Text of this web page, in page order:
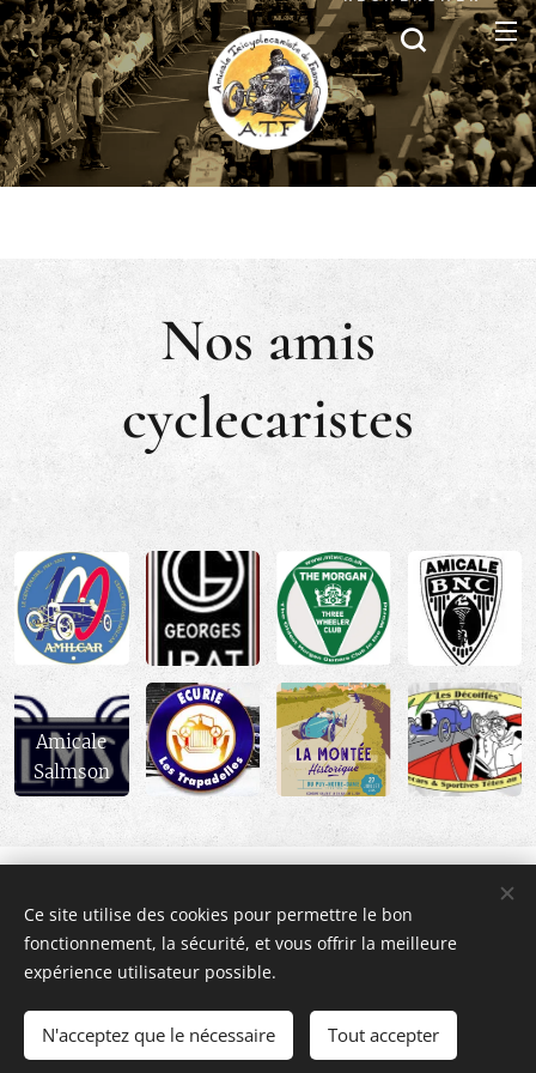
Nos amis
cyclecaristes
Amicale
Salmson
Amicale Tricyclecariste de France - Association Loi 1901
Contact:president@tricyclecaristes.fr
Tous droits réservés 2023 -Mentions légales
Développé par
et Optimisé par Webnode Cookies
Ce site utilise des cookies pour permettre le bon
fonctionnement, la sécurité, et vous offrir la meilleure
expérience utilisateur possible.
N'acceptez que le nécessaire Tout accepter